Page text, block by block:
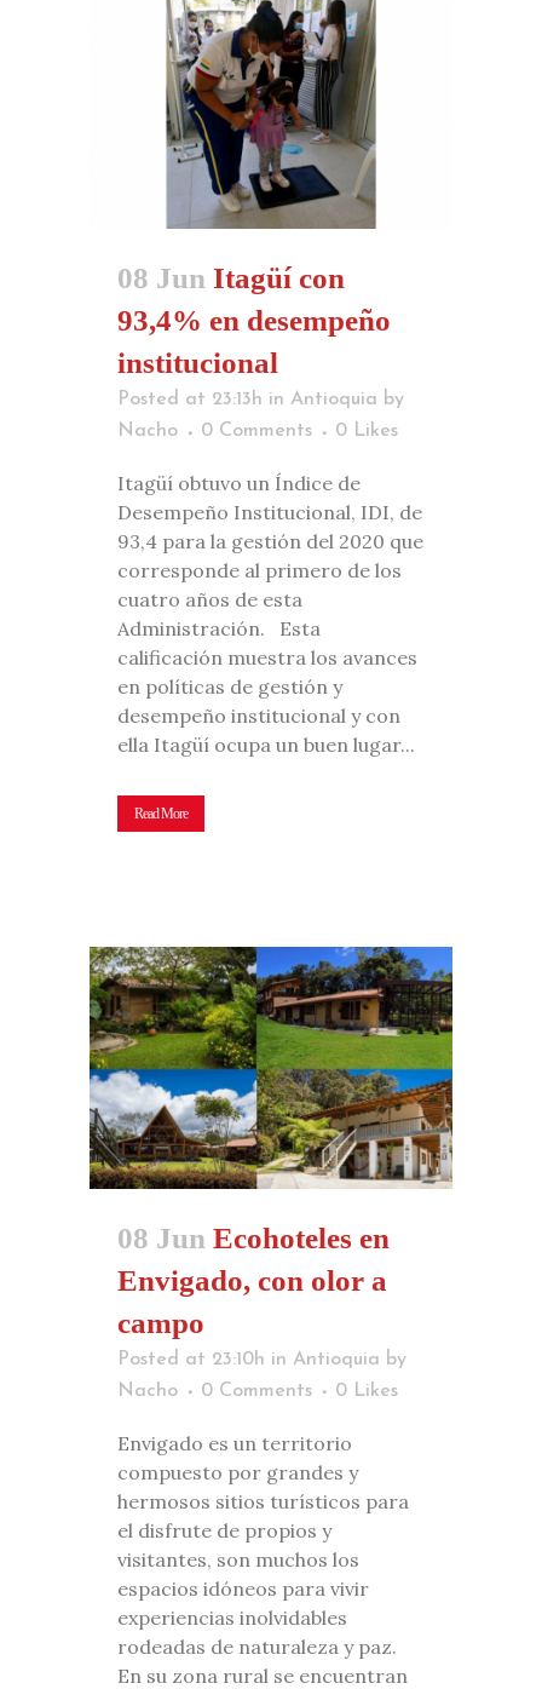
08 Jun Itagüí con
93,4% en desempeño
institucional
Posted at 23:13h in Antioquia by
Nacho
0 Comments 0 Likes
Itagüí obtuvo un Índice de
Desempeño Institucional, IDI, de
93,4 para la gestión del 2020 que
corresponde al primero de los
cuatro años de esta
Administración. Esta
calificación muestra los avances
en políticas de gestión y
desempeño institucional y con
ella Itagüí ocupa un buen lugar...
Read More
08 Jun Ecohoteles en
Envigado, con olor a
campo
Posted at 23:10h in Antioquia by
Nacho
0 Comments 0 Likes
Envigado es un territorio
compuesto por grandes y
hermosos sitios turísticos para
el disfrute de propios y
visitantes, son muchos los
espacios idóneos para vivir
experiencias inolvidables
rodeadas de naturaleza y paz.
En su zona rural se encuentran